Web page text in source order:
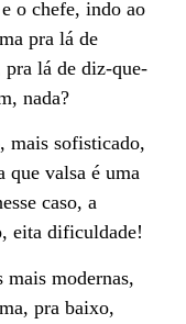
o chefe, indo ao
pra lá de
pra lá de diz-que-
nada?
mais sofisticado,
que valsa é uma
caso, a
eita dificuldade!
mais modernas,
pra baixo,